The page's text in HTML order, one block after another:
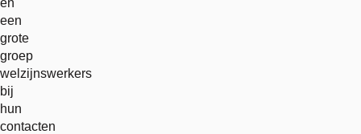
en
een
grote
groep
welzijnswerkers
bij
hun
contacten